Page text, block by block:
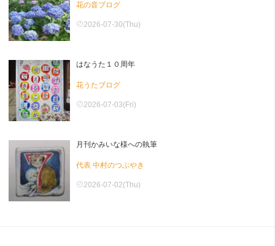
花の音ブログ
2026-07-30(Thu)
はなうた１０周年
花うたブログ
2026-07-03(Fri)
月刊かみいな様への執筆
代表 中村のつぶやき
2026-07-02(Thu)